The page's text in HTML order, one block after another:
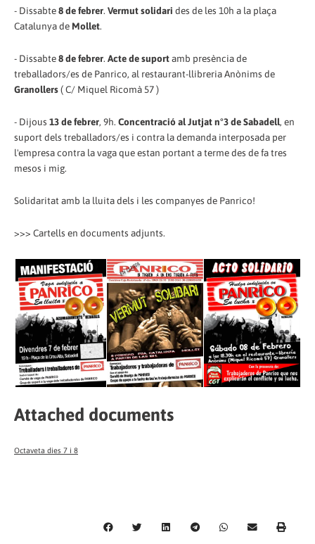
- Dissabte8 de febrer. Vermut solidari des de les 10h a la plaça
Catalunya de Mollet.
- Dissabte8 de febrer. Acte de suportamb presència de
treballadors/es de Panrico, al restaurant-llibreria Anònims de
Granollers( C/ Miquel Ricomà 57 )
- Dijous 13 de febrer, 9h. Concentració al Jutjat n°3 de Sabadell, en
suport dels treballadors/es i contra la demanda interposada per
l'empresa contra la vaga que estan portant a terme des de fa tres
mesos i mig.
Solidaritat amb la lluita dels i les companyes de Panrico!
>>> Cartells en documents adjunts.
Attached documents
Octaveta dies 7 i 8